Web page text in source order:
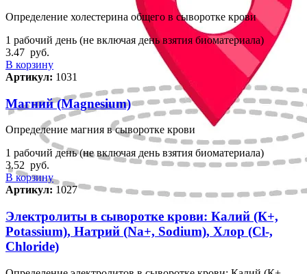
Определение холестерина общего в сыворотке крови
1 рабочий день (не включая день взятия биоматериала)
3.47 руб.
В корзину
Артикул: 1031
Магний (Magnesium)
Определение магния в сыворотке крови
1 рабочий день (не включая день взятия биоматериала)
3.52 руб.
В корзину
Артикул: 1027
Электролиты в сыворотке крови: Калий (К+,
Potassium), Натрий (Na+, Sodium), Хлор (Сl-,
Chloride)